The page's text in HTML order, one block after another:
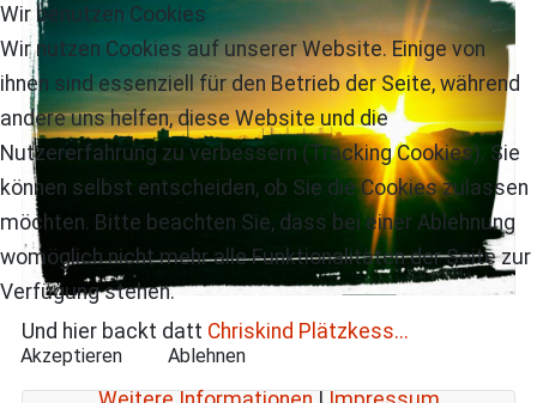
Und hier backt datt Chriskind Plätzkess...
Wir benutzen Cookies
Wir nutzen Cookies auf unserer Website. Einige von
ihnen sind essenziell für den Betrieb der Seite, während
andere uns helfen, diese Website und die
Nutzererfahrung zu verbessern (Tracking Cookies). Sie
können selbst entscheiden, ob Sie die Cookies zulassen
möchten. Bitte beachten Sie, dass bei einer Ablehnung
womöglich nicht mehr alle Funktionalitäten der Seite zur
Verfügung stehen.
Akzeptieren Ablehnen